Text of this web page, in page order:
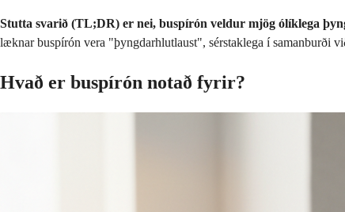
Stutta svarið (TL;DR) er nei, buspírón veldur mjög ólíklega
læknar buspírón vera "þyngdarhlutlaust", sérstaklega í samanburði
Hvað er buspírón notað fyrir?